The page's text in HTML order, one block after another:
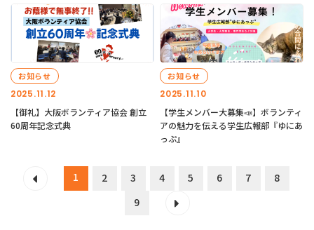
2025.11.12
お知らせ
【御礼】大阪ボランティア協会 創立
60周年記念式典
2025.11.10
お知らせ
【学生メンバー大募集📣】ボランティ
アの魅力を伝える学生広報部『ゆにあ
っぷ』
1 2 3 4 5 6 7
8
9